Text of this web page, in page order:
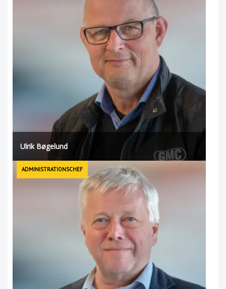
Ulrik Bøgelund
ADMINISTRATIONSCHEF